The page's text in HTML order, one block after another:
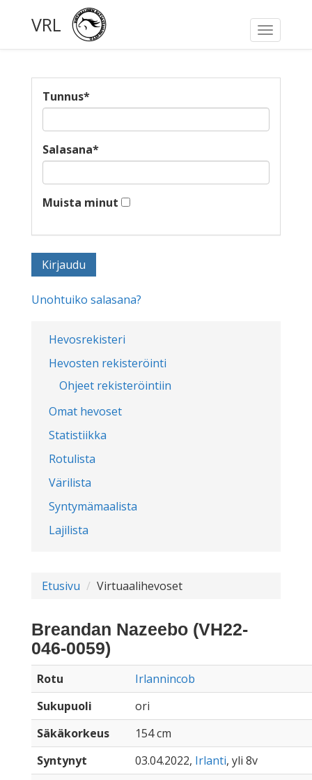
Toggle
VRL
Hevosrekisteri
Hevosten rekisteröinti
Ohjeet rekisteröintiin
Omat hevoset
Statistiikka
Rotulista
Värilista
Syntymämaalista
Lajilista
Tunnus*
Salasana*
Muista minut
Unohtuiko salasana?
Etusivu Virtuaalihevoset
Breandan Nazeebo (VH22-
046-0059)
Rotu
Irlannincob
Sukupuoli
ori
Säkäkorkeus
154 cm
Syntynyt
03.04.2022, Irlanti, yli 8v